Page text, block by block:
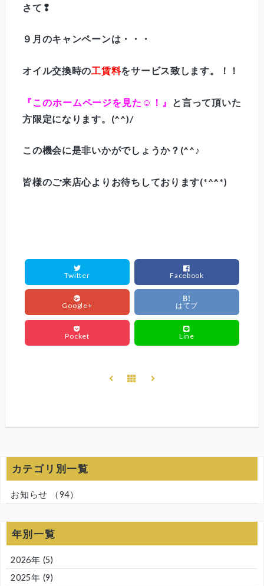
さて❢
９月のキャンペーンは・・・
オイル交換時の工賃料をサービス致します。！！
『このホームページを見た☺！』
と言って頂いた
方限定になります。(^^)/
この機会に是非いかがでしょうか？(^^♪
皆様のご来店心よりお待ちしております(*^^*)
Twitter Facebook
Google+
B!
はてブ
Pocket Line
カテゴリ別一覧
お知らせ （94）
年別一覧
2026年 (5)
2025年 (9)